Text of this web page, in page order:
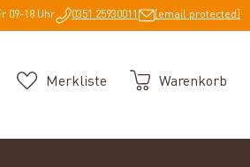
09-18 Uhr 0351 25930011 [email protected]
Merkliste Warenkorb